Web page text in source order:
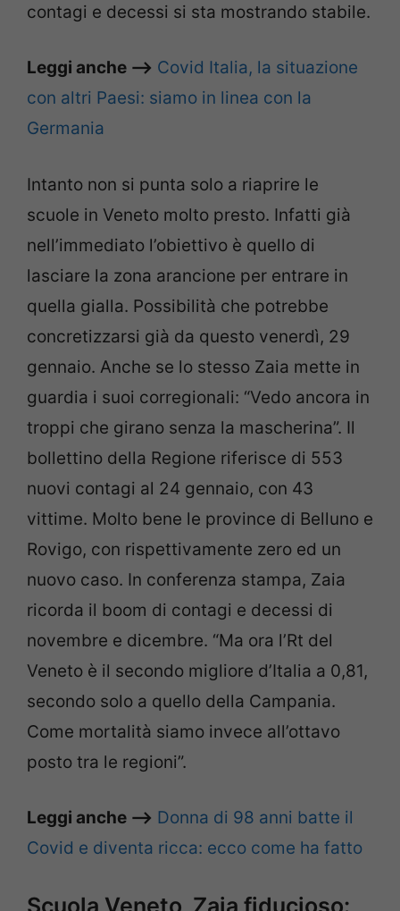
contagi e decessi si sta mostrando stabile.
Leggi anche –> Covid Italia, la situazione
con altri Paesi: siamo in linea con la
Germania
Intanto non si punta solo a riaprire le
scuole in Veneto molto presto. Infatti già
nell’immediato l’obiettivo è quello di
lasciare la zona arancione per entrare in
quella gialla. Possibilità che potrebbe
concretizzarsi già da questo venerdì, 29
gennaio. Anche se lo stesso Zaia mette in
guardia i suoi corregionali: “Vedo ancora in
troppi che girano senza la mascherina”. Il
bollettino della Regione riferisce di 553
nuovi contagi al 24 gennaio, con 43
vittime. Molto bene le province di Belluno e
Rovigo, con rispettivamente zero ed un
nuovo caso. In conferenza stampa, Zaia
ricorda il boom di contagi e decessi di
novembre e dicembre. “Ma ora l’Rt del
Veneto è il secondo migliore d’Italia a 0,81,
secondo solo a quello della Campania.
Come mortalità siamo invece all’ottavo
posto tra le regioni”.
Leggi anche –> Donna di 98 anni batte il
Covid e diventa ricca: ecco come ha fatto
Scuola Veneto, Zaia fiducioso: